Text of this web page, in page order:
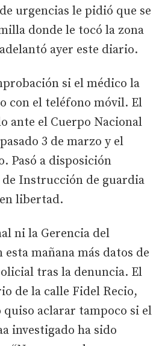
urgencias le pidió que se
donde le tocó la zona
ayer este diario.
si el médico la
con el teléfono móvil. El
ante el Cuerpo Nacional
3 de marzo y el
Pasó a disposición
Instrucción de guardia
libertad.
ni la Gerencia del
mañana más datos de
tras la denuncia. El
de la calle Fidel Recio,
aclarar tampoco si el
investigado ha sido